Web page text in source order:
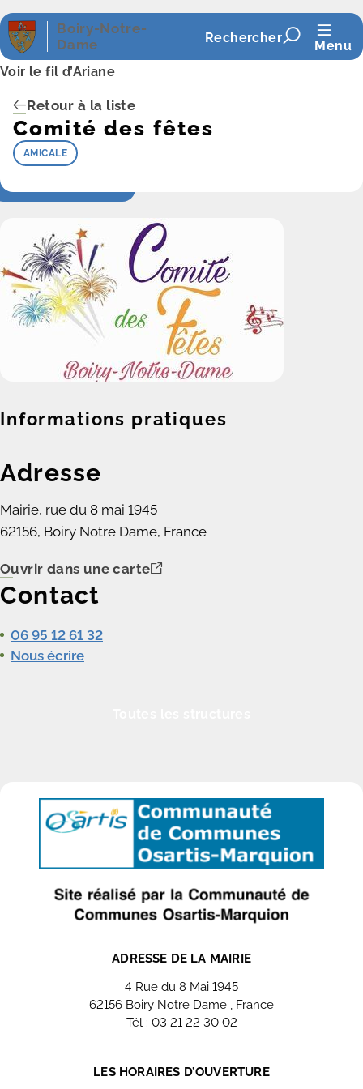
Panneau de gestion des cookies
Boiry-Notre-
Dame
Rechercher
Menu
Voir le fil d’Ariane
Comité des fêtes
Retour à la liste
AMICALE
Informations pratiques
Adresse
Mairie, rue du 8 mai 1945
62156, Boiry Notre Dame, France
Ouvrir dans une carte
Contact
06 95 12 61 32
Nous écrire
ADRESSE DE LA MAIRIE
4 Rue du 8 Mai 1945
62156 Boiry Notre Dame , France
Tél : 03 21 22 30 02
LES HORAIRES D’OUVERTURE